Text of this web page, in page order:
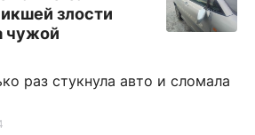
злости
чужой
раз стукнула авто и сломала